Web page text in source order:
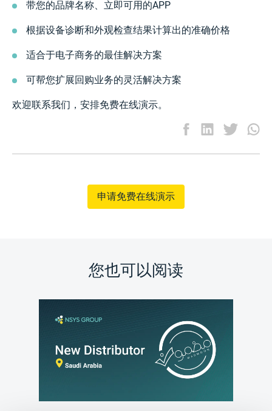
带您的品牌名称、立即可用的APP
根据设备诊断和外观检查结果计算出的准确价格
适合于电子商务的最佳解决方案
可帮您扩展回购业务的灵活解决方案
欢迎联系我们，安排免费在线演示。
申请免费在线演示
您也可以阅读